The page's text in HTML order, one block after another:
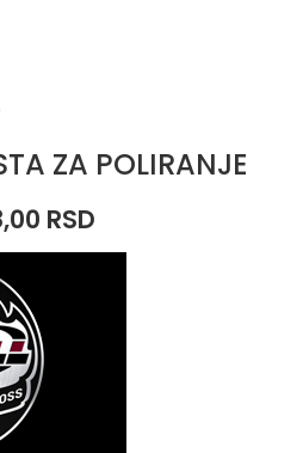
ZA POLIRANJE
RSD